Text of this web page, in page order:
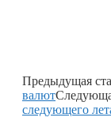
Предыдущая
валют
следующего